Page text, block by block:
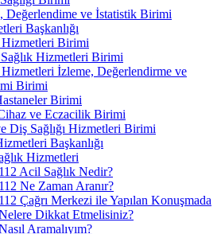
Değerlendime ve İstatistik Birimi
Başkanlığı
Hizmetleri Birimi
Hizmetleri Birimi
Hizmetleri İzleme, Değerlendirme ve
Birimi
Birimi
ve Eczacilik Birimi
Diş Sağlığı Hizmetleri Birimi
Başkanlığı
Hizmetleri
112 Acil Sağlık Nedir?
112 Ne Zaman Aranır?
112 Çağrı Merkezi ile Yapılan Konuşmada
Dikkat Etmelisiniz?
Aramalıyım?